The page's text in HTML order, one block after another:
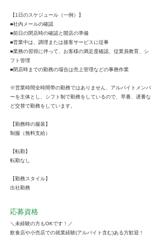
【1日のスケジュール（一例）】
■社内メールの確認
■前日の閉店時の確認と開店の準備
■営業中は、調理または接客サービスに従事
■業務の習得に伴って、お客様の満足度確認、従業員教育、シ
フト管理
■閉店時までの勤務の場合は売上管理などの事務作業
※営業時間全時間帯の勤務ではありません、アルバイトメンバ
ーを主体とし、シフト制で勤務をしているので、早番、遅番な
ど交替で勤務をしています。
【勤務時の服装】
制服（無料支給）
【転勤】
転勤なし
【勤務スタイル】
出社勤務
応募資格
＼未経験の方もOKです！／
飲食店や小売店での就業経験(アルバイト含む)ある方歓迎！